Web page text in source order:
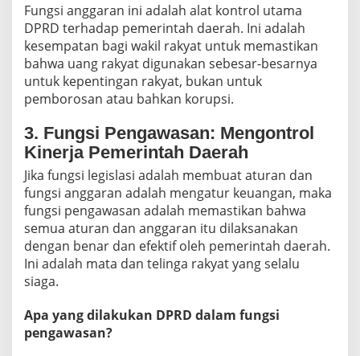
Fungsi anggaran ini adalah alat kontrol utama
DPRD terhadap pemerintah daerah. Ini adalah
kesempatan bagi wakil rakyat untuk memastikan
bahwa uang rakyat digunakan sebesar-besarnya
untuk kepentingan rakyat, bukan untuk
pemborosan atau bahkan korupsi.
3. Fungsi Pengawasan: Mengontrol
Kinerja Pemerintah Daerah
Jika fungsi legislasi adalah membuat aturan dan
fungsi anggaran adalah mengatur keuangan, maka
fungsi pengawasan adalah memastikan bahwa
semua aturan dan anggaran itu dilaksanakan
dengan benar dan efektif oleh pemerintah daerah.
Ini adalah mata dan telinga rakyat yang selalu
siaga.
Apa yang dilakukan DPRD dalam fungsi
pengawasan?